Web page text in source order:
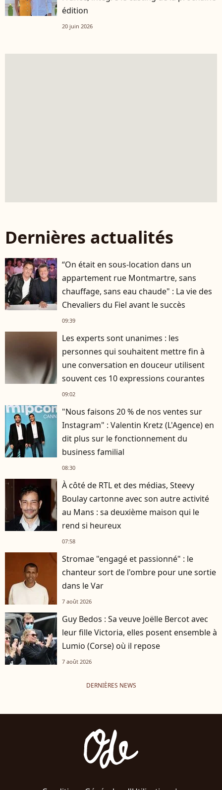
édition
20 juin 2026
Dernières actualités
“On était en sous-location dans un
appartement rue Montmartre, sans
chauffage, sans eau chaude" : La vie des
Chevaliers du Fiel avant le succès
09:39
Les experts sont unanimes : les
personnes qui souhaitent mettre fin à
une conversation en douceur utilisent
souvent ces 10 expressions courantes
09:02
"Nous faisons 20 % de nos ventes sur
Instagram" : Valentin Kretz (L'Agence) en
dit plus sur le fonctionnement du
business familial
08:30
À côté de RTL et des médias, Steevy
Boulay cartonne avec son autre activité
au Mans : sa deuxième maison qui le
rend si heureux
07:58
Stromae "engagé et passionné" : le
chanteur sort de l'ombre pour une sortie
dans le Var
7 août 2026
Guy Bedos : Sa veuve Joëlle Bercot avec
leur fille Victoria, elles posent ensemble à
Lumio (Corse) où il repose
7 août 2026
DERNIÈRES NEWS